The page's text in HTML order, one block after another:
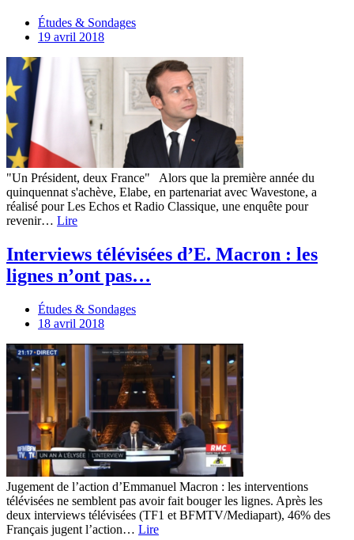
Études & Sondages
19 avril 2018
"Un Président, deux France" Alors que la première année du
quinquennat s'achève, Elabe, en partenariat avec Wavestone, a
réalisé pour Les Echos et Radio Classique, une enquête pour
revenir… Lire
Interviews télévisées d’E. Macron : les
lignes n’ont pas…
Études & Sondages
18 avril 2018
Jugement de l’action d’Emmanuel Macron : les interventions
télévisées ne semblent pas avoir fait bouger les lignes. Après les
deux interviews télévisées (TF1 et BFMTV/Mediapart), 46% des
Français jugent l’action… Lire